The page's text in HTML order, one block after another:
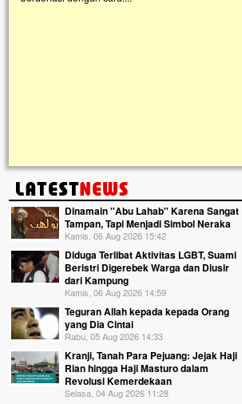
Dinamain ''Abu Lahab'' Karena Sangat
Tampan, Tapi Menjadi Simbol Neraka
Kamis, 06 Aug 2026 15:42
Diduga Terlibat Aktivitas LGBT, Suami
Beristri Digerebek Warga dan Diusir
dari Kampung
Kamis, 06 Aug 2026 14:59
Teguran Allah kepada kepada Orang
yang Dia Cintai
Rabu, 05 Aug 2026 14:33
Kranji, Tanah Para Pejuang: Jejak Haji
Rian hingga Haji Masturo dalam
Revolusi Kemerdekaan
Selasa, 04 Aug 2026 11:28